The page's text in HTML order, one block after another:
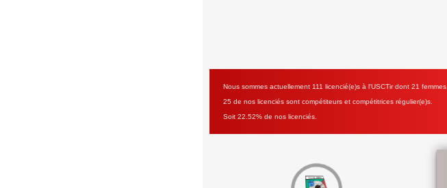
Nous sommes actuellement 111 licencié(e)s à l'USCTir dont 21 femmes.
25 de nos licenciés sont compétiteurs et compétitrices régulier(e)s.
Soit 22.52% de nos licenciés.